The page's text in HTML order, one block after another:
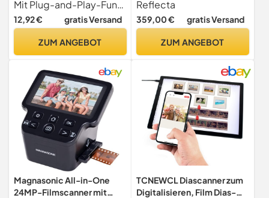
Aufzeichnung, erfasst
Gerätegreifer für PC,
Digitalisierungsgerät
Mit Plug-and-Play-Funktionalität sorgt für Videoauflösung für die Konvertierung
12,92 € gratis Versand
ZUM ANGEBOT
Reflecta
359,00 € gratis Versand
ZUM ANGEBOT
Magnasonic All-in-One
24MP-Filmscanner mit
TCNEWCL Diascanner zum
Digitalisieren, Film Dias-